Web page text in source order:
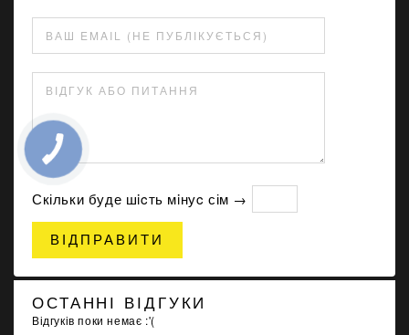
ВАШ EMAIL (НЕ ПУБЛІКУЄТЬСЯ)
ВІДГУК АБО ПИТАННЯ
Скільки буде шicть мiнуc сім →
ВІДПРАВИТИ
ОСТАННІ ВІДГУКИ
Відгуків поки немає :'(